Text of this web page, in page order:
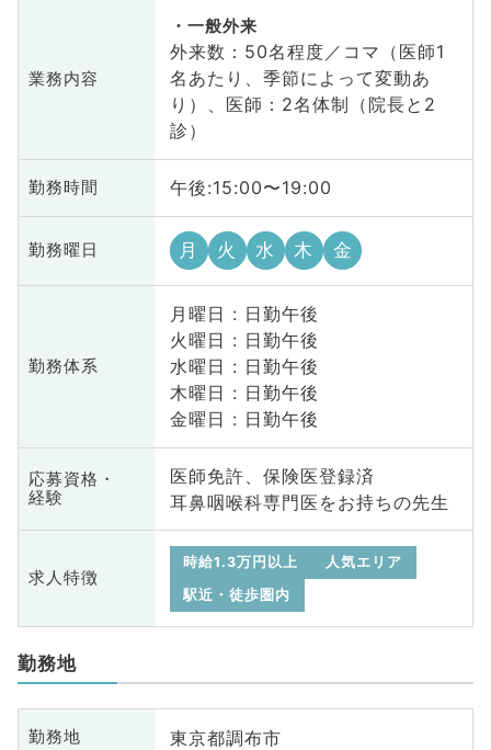
業務内容
一般外来
外来数：50名程度／コマ（医師1
名あたり、季節によって変動あ
り）、医師：2名体制（院長と2
診）
勤務時間 午後:15:00〜19:00
勤務曜日 月 火 水 木 金
勤務体系
月曜日 : 日勤午後
火曜日 : 日勤午後
水曜日 : 日勤午後
木曜日 : 日勤午後
金曜日 : 日勤午後
応募資格・
経験
医師免許、保険医登録済
耳鼻咽喉科専門医をお持ちの先生
求人特徴
時給1.3万円以上
人気エリア
駅近・徒歩圏内
勤務地
勤務地 東京都調布市